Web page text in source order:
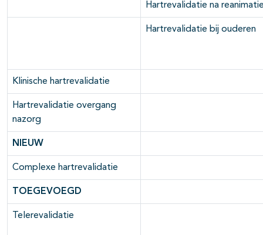
Hartrevalidatie na
Hartrevalidatie bij ouderen
Klinische hartrevalidatie
Hartrevalidatie overgang
nazorg
NIEUW
Complexe hartrevalidatie
TOEGEVOEGD
Telerevalidatie